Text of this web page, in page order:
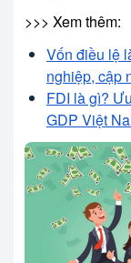
>>> Xem thêm:
Vốn điều lệ
nghiệp, cập
FDI là gì?
GDP Việt